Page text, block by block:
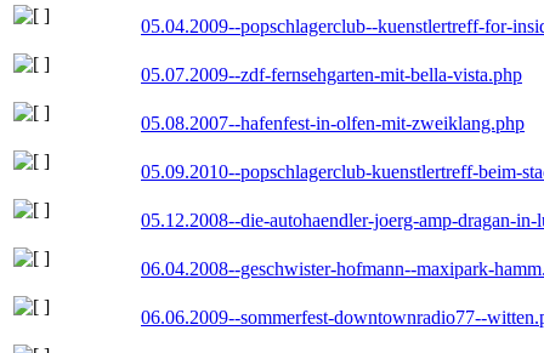
05.04.2009--popschlagerclub--kuenstlertreff-for-
05.07.2009--zdf-fernsehgarten-mit-bella-vista.php
05.08.2007--hafenfest-in-olfen-mit-zweiklang.php
05.09.2010--popschlagerclub-kuenstlertreff-beim-
05.12.2008--die-autohaendler-joerg-amp-dragan-in-
06.04.2008--geschwister-hofmann--maxipark-
06.06.2009--sommerfest-downtownradio77--